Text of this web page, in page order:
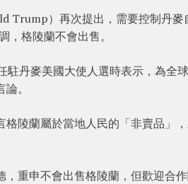
Trump）再次提出，需要控制丹
，格陵蘭不會出售。
駐丹麥美國大使人選時表示，為全
。
陵蘭屬於當地人民的「非賣品」
，重申不會出售格陵蘭，但歡迎合